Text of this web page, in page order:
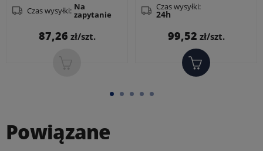
Czas wysyłki: Na
zapytanie
Cena
87,26 zł/szt.
Czas wysyłki:
24h
99,52 zł/szt.
Powiązane